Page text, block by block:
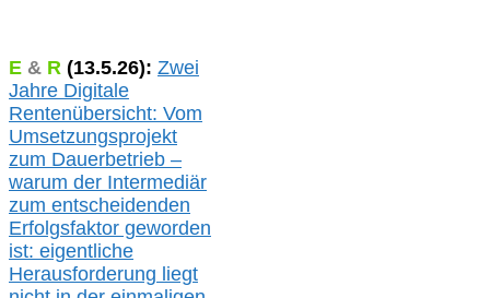
E & R (13.5.26): Zwei
Jahre Digitale
Rentenübersicht: Vom
Umsetzungsprojekt
zum Dauerbetrieb –
warum der Intermediär
zum entscheidenden
Erfolgsfaktor geworden
ist: eigentliche
Herausforderung liegt